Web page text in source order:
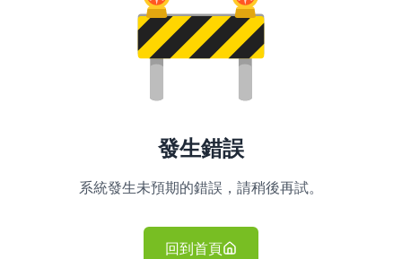
發生錯誤
系統發生未預期的錯誤，請稍後再試。
回到首頁